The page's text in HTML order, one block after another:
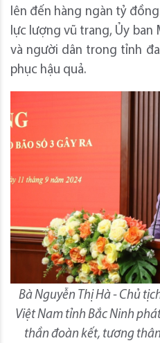
lên đến hàng ngàn tỷ
lực lượng vũ trang, Ủy ban
và người dân trong tỉnh
phục hậu quả.
Bà Nguyễn Thị Hà - Chủ
Việt Nam tỉnh Bắc Ninh
thần đoàn kết, tương